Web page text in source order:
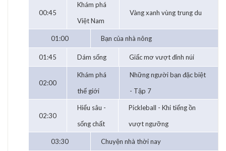
00:45
Khám phá
Việt Nam
Vàng xanh vùng trung du
01:00 Bạn của nhà nông
01:45 Dám sống Giấc mơ vượt đỉnh núi
02:00
Khám phá
thế giới
Những người bạn đặc biệt
- Tập 7
02:30
Hiểu sâu -
sống chất
Pickleball - Khi tiếng ồn
vượt ngưỡng
03:30 Chuyện nhà thời nay